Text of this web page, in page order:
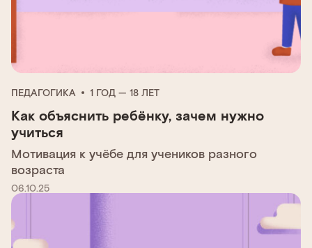
ПЕДАГОГИКА 1 ГОД — 18 ЛЕТ
Как объяснить ребёнку, зачем нужно
учиться
Мотивация к учёбе для учеников разного
возраста
06.10.25